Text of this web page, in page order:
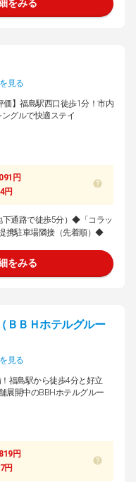
をみる
見る
価】福島駅西口徒歩1分！市内
グルで快適ステイ
円
円
通路で徒歩5分）◆「コラッ
携駐車場隣接（先着順）◆
をみる
ＢＢＨホテルグルー
見る
福島駅から徒歩4分と好立
展開中のBBHホテルグルー
円
円